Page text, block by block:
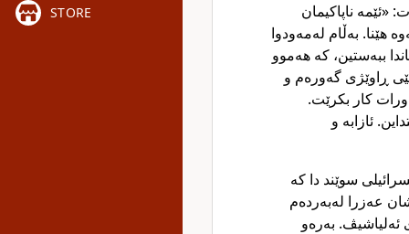
STORE
«ئێمە ناپاکیمان
هێنا. بەڵام لەمەودوا
ببەستین، کە هەموو
ڕاوێژی گەورەم و
کار بکرێت.
ئازابە و
سوێند دا کە
عەزرا لەبەردەم
بەرەو